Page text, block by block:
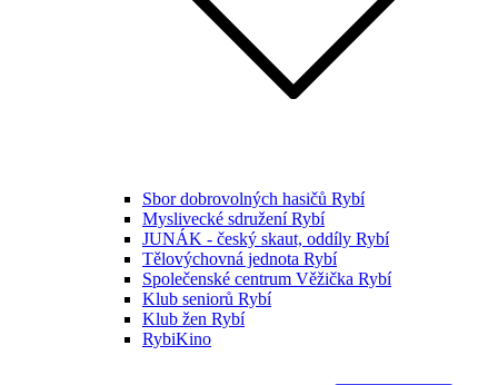
Sbor dobrovolných hasičů Rybí
Myslivecké sdružení Rybí
JUNÁK - český skaut, oddíly Rybí
Tělovýchovná jednota Rybí
Společenské centrum Věžička Rybí
Klub seniorů Rybí
Klub žen Rybí
RybiKino